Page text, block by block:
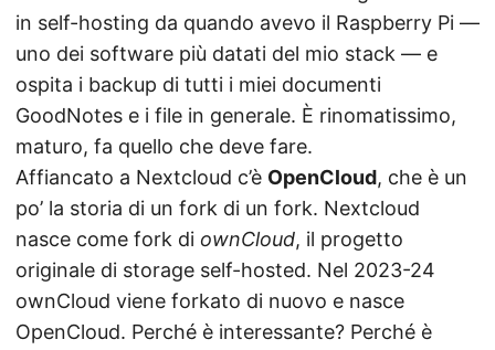
in self-hosting da quando avevo il Raspberry Pi —
uno dei software più datati del mio stack — e
ospita i backup di tutti i miei documenti
GoodNotes e i file in generale. È rinomatissimo,
maturo, fa quello che deve fare.
Affiancato a Nextcloud c’è OpenCloud, che è un
po’ la storia di un fork di un fork. Nextcloud
nasce come fork di ownCloud, il progetto
originale di storage self-hosted. Nel 2023-24
ownCloud viene forkato di nuovo e nasce
OpenCloud. Perché è interessante? Perché è